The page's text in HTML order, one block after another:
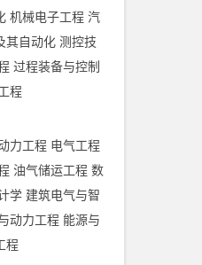
机械电子工程 汽
其自动化 测控技
过程装备与控制
程
力工程 电气工程
油气储运工程 数
学 建筑电气与智
动力工程 能源与
程